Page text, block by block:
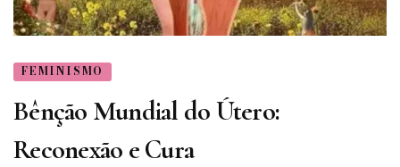
FEMINISMO
Bênção Mundial do Útero:
Reconexão e Cura